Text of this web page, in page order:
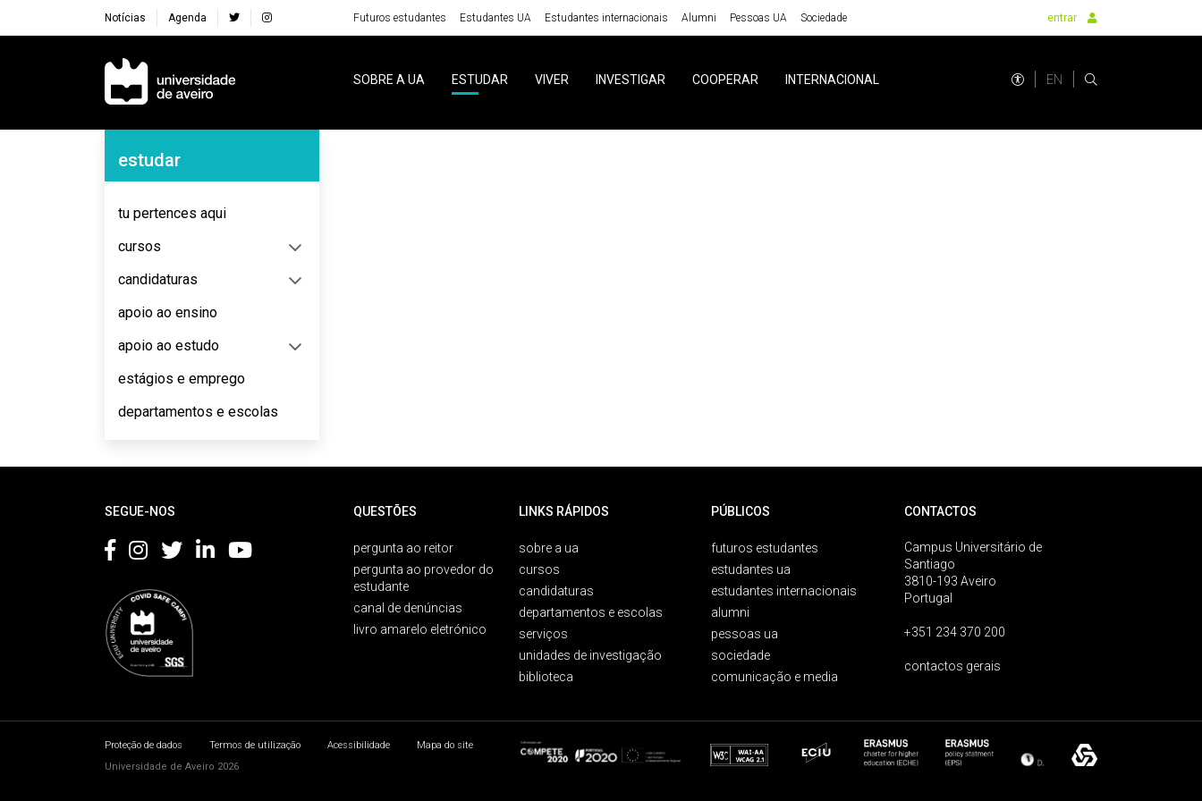
Notícias Agenda Futuros estudantes Estudantes UA Estudantes internacionais Alumni Pessoas UA Sociedade entrar
Navegação Principal
SOBRE A UA ESTUDAR VIVER INVESTIGAR COOPERAR INTERNACIONAL EN
Navegação Lateral
estudar
tu pertences aqui
cursos
candidaturas
apoio ao ensino
apoio ao estudo
estágios e emprego
departamentos e escolas
SEGUE-NOS QUESTÕES
pergunta ao reitor
pergunta ao provedor do
estudante
canal de denúncias
livro amarelo eletrónico
LINKS RÁPIDOS
sobre a ua
cursos
candidaturas
departamentos e escolas
serviços
unidades de investigação
biblioteca
PÚBLICOS
futuros estudantes
estudantes ua
estudantes internacionais
alumni
pessoas ua
sociedade
comunicação e media
CONTACTOS
Campus Universitário de
Santiago
3810-193 Aveiro
Portugal
+351 234 370 200
contactos gerais
Proteção de dados Termos de utilização Acessibilidade
Mapa do site
Universidade de Aveiro 2026